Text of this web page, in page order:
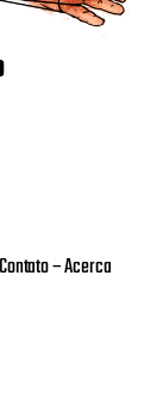
Contato – Acerca